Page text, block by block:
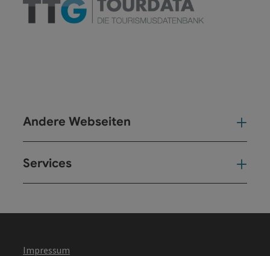
Andere Webseiten
Services
Impressum